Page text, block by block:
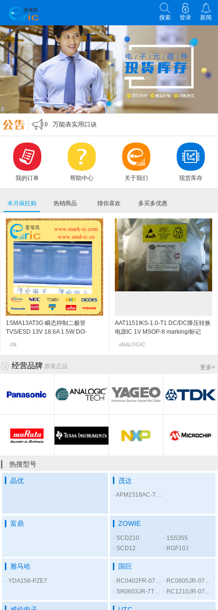
新闻
登录
搜索
各类电子元器件选型原则
零欧姆电阻的作用
万能表实用口诀
各类电子元器件选型原则
零欧姆电阻的作用
我的订单 帮助中心 关于我们 现货库存
本月疯狂购 热销商品 猜你喜欢 多买多优惠
1SMA13AT3G 瞬态抑制二极管
TVS/ESD 13V 18.6A 1.5W DO-
ON
AAT1151IKS-1.0-T1 DC/DC降压转换
电源IC 1V MSOP-8 marking/标记
ANALOGIC
2SC5108-Y NPN三极管 20V 30mA
6Ghz 120~240 SOT-523/SSM
TOSHIBA
2SC4666 NPN三极管 50V
150mA/0.15A 250MHz 600~3600
TOSHIBA
S-8327E70MC DC/DC升压转换器电
源管理IC 7V SOT-153/SOT23-5
SEIKO
S-8328B24MC DC/DC升压转换器电
源管理IC 2.4V SOT-153/SOT23-5
SEIKO
2SK3230 N沟道结型场效应管 20v
0.06~0.11mA SOT-523 marking/标记
NEC
2SK198-Q N沟道结型场效应管 30v
2~6mA SOT-23 marking/标记 10Q 低
Panasonic
更多>
经营品牌 原装正品
热搜型号
晶优 茂达
APM2318AC-TRL
富鼎 ZOWIE
SCD210
1SS355
SCD12
RGF10J
雅马哈
YDA158-PZE7
国巨
RC0402FR-07300RL
RC0805JR-075K6L
SR0603JR-7T1KL
RC1210JR-0756RL